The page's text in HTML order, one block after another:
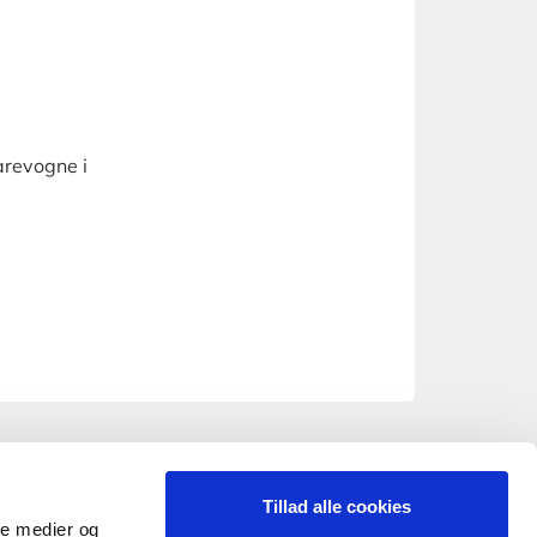
medier og
Tillad alle cookies
i